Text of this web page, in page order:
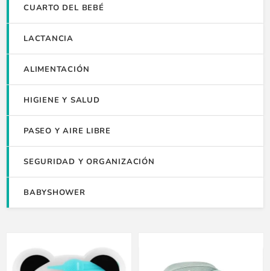
CUARTO DEL BEBÉ
LACTANCIA
ALIMENTACIÓN
HIGIENE Y SALUD
PASEO Y AIRE LIBRE
SEGURIDAD Y ORGANIZACIÓN
BABYSHOWER